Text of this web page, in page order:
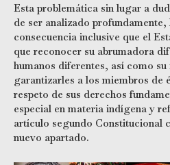
Esta problemática sin lugar a
de ser analizado
consecuencia inclusive que el
que reconocer su abrumadora
humanos diferentes, así como
garantizarles a los miembros de
respeto de sus derechos
especial en materia indígena y
artículo segundo Constitucional
nuevo apartado.